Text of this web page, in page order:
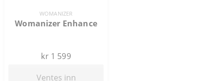
WOMANIZER
Womanizer Enhance
kr 1 599
Ventes inn